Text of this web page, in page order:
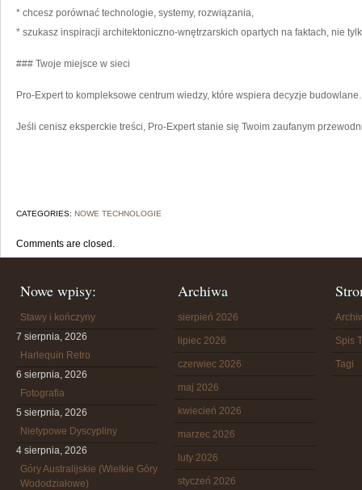
* chcesz porównać technologie, systemy, rozwiązania,
* szukasz inspiracji architektoniczno-wnętrzarskich opartych na faktach, nie
### Twoje miejsce w sieci
Pro-Expert to kompleksowe centrum wiedzy, które wspiera decyzje budowlane.
Jeśli cenisz eksperckie treści, Pro-Expert stanie się Twoim zaufanym
CATEGORIES: NOWE TECHNOLOGIE
Comments are closed.
Nowe wpisy:
Stawy i kończyny
7 sierpnia, 2026
Harlequin Retro
6 sierpnia, 2026
Fotografia
5 sierpnia, 2026
Nietypowe Dyscypliny
4 sierpnia, 2026
Góry Australijskie (Wielkie Góry
Wododziałowe)
Archiwa
sierpień 2026
lipiec 2026
czerwiec 2026
maj 2026
kwiecień 2026
marzec 2026
luty 2026
styczeń 2026
Spis
Tagi